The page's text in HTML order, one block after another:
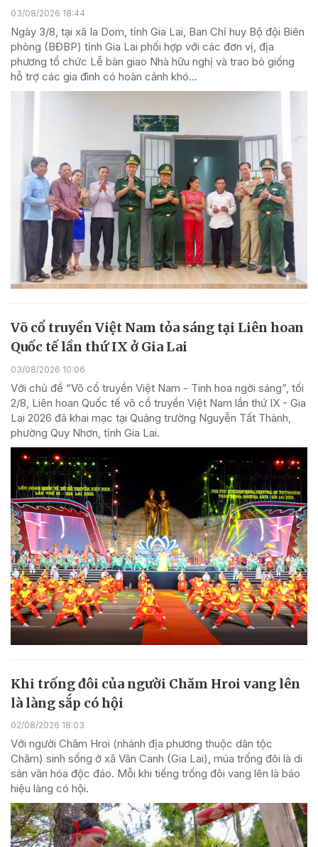
03/08/2026 18:44
Ngày 3/8, tại xã Ia Dom, tỉnh Gia Lai, Ban Chỉ huy Bộ đội Biên
phòng (BĐBP) tỉnh Gia Lai phối hợp với các đơn vị, địa
phương tổ chức Lễ bàn giao Nhà hữu nghị và trao bò giống
hỗ trợ các gia đình có hoàn cảnh khó...
Võ cổ truyền Việt Nam tỏa sáng tại Liên hoan
Quốc tế lần thứ IX ở Gia Lai
03/08/2026 10:06
Với chủ đề “Võ cổ truyền Việt Nam - Tinh hoa ngời sáng”, tối
2/8, Liên hoan Quốc tế võ cổ truyền Việt Nam lần thứ IX - Gia
Lai 2026 đã khai mạc tại Quảng trường Nguyễn Tất Thành,
phường Quy Nhơn, tỉnh Gia Lai.
Khi trống đôi của người Chăm Hroi vang lên
là làng sắp có hội
02/08/2026 18:03
Với người Chăm Hroi (nhánh địa phương thuộc dân tộc
Chăm) sinh sống ở xã Vân Canh (Gia Lai), múa trống đôi là di
sản văn hóa độc đáo. Mỗi khi tiếng trống đôi vang lên là báo
hiệu làng có hội.